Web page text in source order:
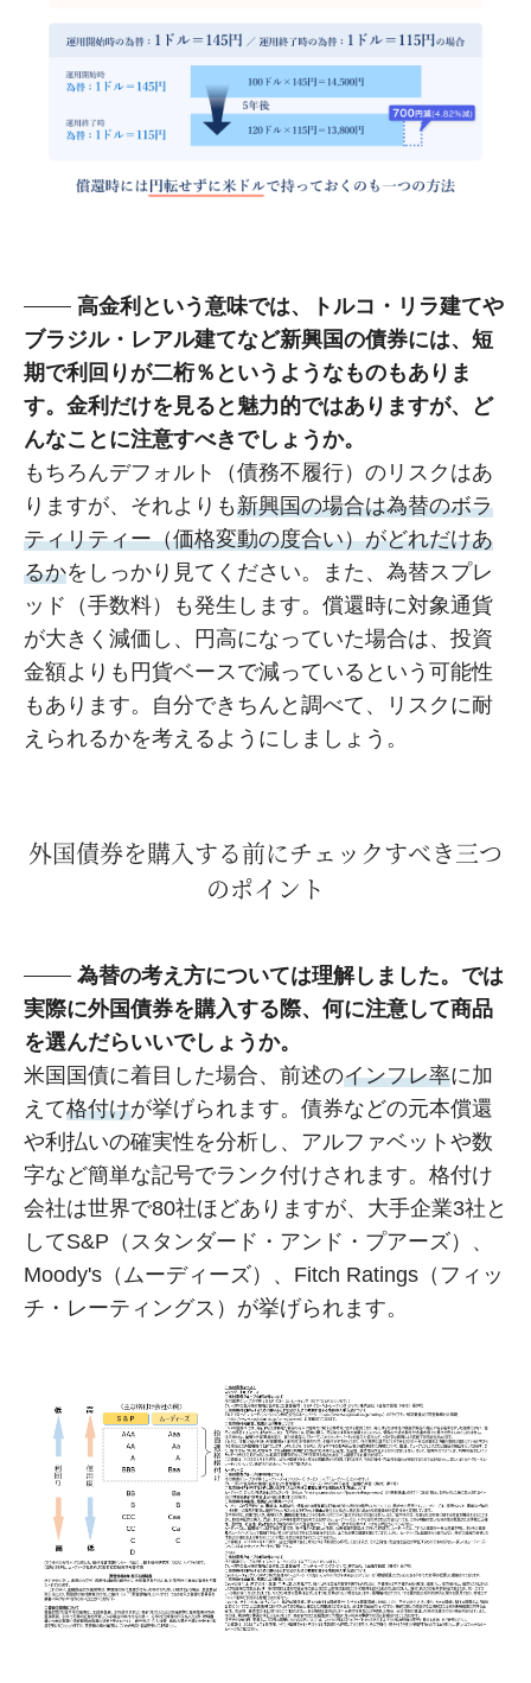
高金利という意味では、トルコ・リラ建てや
ブラジル・レアル建てなど新興国の債券には、短
期で利回りが二桁％というようなものもありま
す。金利だけを見ると魅力的ではありますが、ど
んなことに注意すべきでしょうか。
もちろんデフォルト（債務不履行）のリスクはあ
りますが、それよりも新興国の場合は為替のボラ
ティリティー（価格変動の度合い）がどれだけあ
るかをしっかり見てください。また、為替スプレ
ッド（手数料）も発生します。償還時に対象通貨
が大きく減価し、円高になっていた場合は、投資
金額よりも円貨ベースで減っているという可能性
もあります。自分できちんと調べて、リスクに耐
えられるかを考えるようにしましょう。
外国債券を購入する前にチェックすべき三つ
のポイント
為替の考え方については理解しました。では
実際に外国債券を購入する際、何に注意して商品
を選んだらいいでしょうか。
米国国債に着目した場合、前述のインフレ率に加
えて格付けが挙げられます。債券などの元本償還
や利払いの確実性を分析し、アルファベットや数
字など簡単な記号でランク付けされます。格付け
会社は世界で80社ほどありますが、大手企業3社と
してS&P（スタンダード・アンド・プアーズ）、
Moody's（ムーディーズ）、Fitch Ratings（フィッ
チ・レーティングス）が挙げられます。